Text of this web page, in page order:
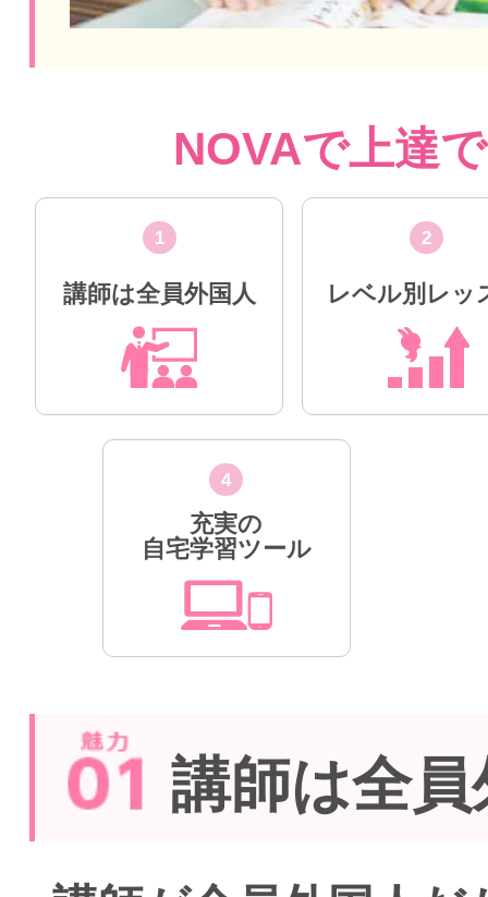
NOVAで上達
1
講師は全員外国人
2
レベル別レッ
4
充実の
自宅学習ツール
講師は全